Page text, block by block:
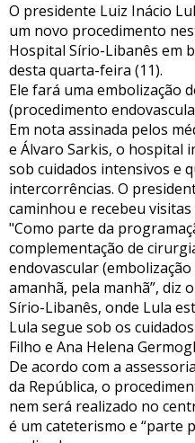
O presidente Luiz Inácio
um novo procedimento
Hospital Sírio-Libanês em
desta quarta-feira (11).
Ele fará uma embolização
(procedimento
Em nota assinada pelos
e Álvaro Sarkis, o hospital
sob cuidados intensivos e
intercorrências. O
caminhou e recebeu
"Como parte da
complementação de
endovascular
amanhã, pela manhã”, diz
Sírio-Libanês, onde Lula
Lula segue sob os
Filho e Ana Helena
De acordo com a
da República, o
nem será realizado no
é um cateterismo e “parte